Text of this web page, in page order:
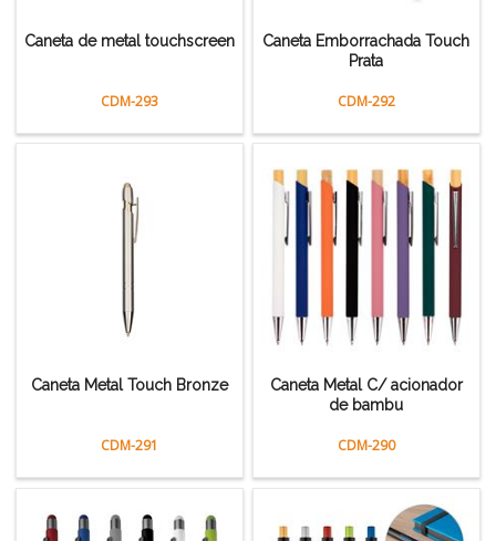
Caneta de metal touchscreen
CDM-293
Caneta Emborrachada Touch
Prata
CDM-292
Caneta Metal Touch Bronze
CDM-291
Caneta Metal C/ acionador
de bambu
CDM-290